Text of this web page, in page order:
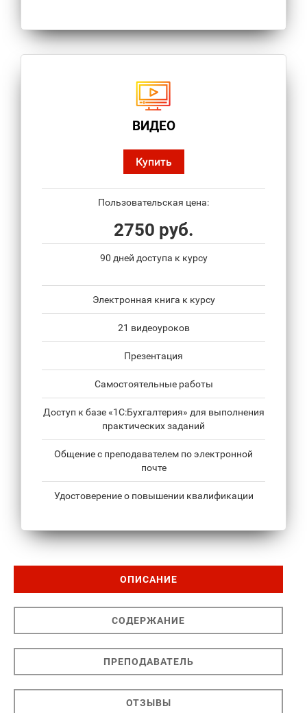
ВИДЕО
Купить
Пользовательская цена:
2750 руб.
90 дней доступа к курсу
Электронная книга к курсу
21 видеоуроков
Презентация
Самостоятельные работы
Доступ к базе «1С:Бухгалтерия» для выполнения
практических заданий
Общение с преподавателем по электронной
почте
Удостоверение о повышении квалификации
ОПИСАНИЕ
СОДЕРЖАНИЕ
ПРЕПОДАВАТЕЛЬ
ОТЗЫВЫ